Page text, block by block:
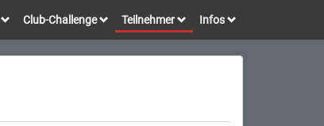
Club-Challenge Teilnehmer Infos